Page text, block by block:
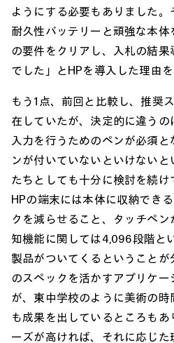
ようにする必要もありました
耐久性バッテリーと頑強な本
の要件をクリアし、入札の結
でした」とHPを導入した理由を
もう1点、前回と比較し、推奨
在していたが、決定的に違う
入力を行うためのペンが必須
ンが付いていないといけない
たちとしても十分に検討を続け
HPの端末には本体に収納でき
クを減らせること、タッチペ
知機能に関しては4,096段階と
製品がついてくるということ
のスペックを活かすアプリケ
が、東中学校のように美術の
も成果を出しているところも
ーズが高ければ、それに応じた